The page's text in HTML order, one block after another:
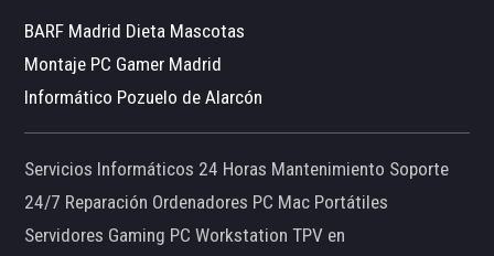
BARF Madrid Dieta Mascotas
Montaje PC Gamer Madrid
Informático Pozuelo de Alarcón
Servicios Informáticos 24 Horas Mantenimiento Soporte
24/7 Reparación Ordenadores PC Mac Portátiles
Servidores Gaming PC Workstation TPV en